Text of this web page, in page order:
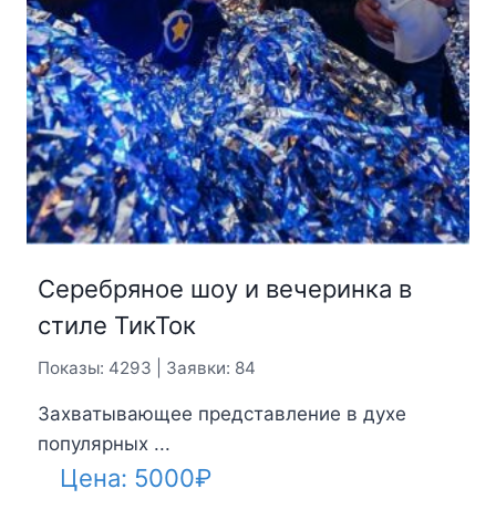
Серебряное шоу и вечеринка в
стиле ТикТок
Показы: 4293 | Заявки: 84
Захватывающее представление в духе
популярных ...
Цена: 5000₽